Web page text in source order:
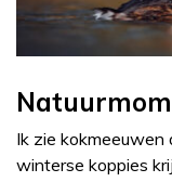
Ik zie kokmeeuwen
winterse koppies